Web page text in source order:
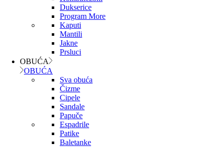
Dukserice
Program More
Kaputi
Mantili
Jakne
Prsluci
OBUĆA
OBUĆA
Sva obuća
Čizme
Cipele
Sandale
Papuče
Espadrile
Patike
Baletanke